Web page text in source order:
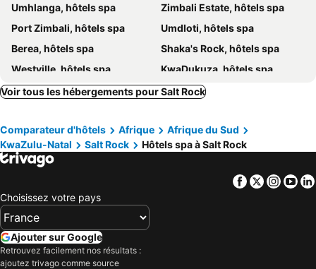
Umhlanga, hôtels spa
Zimbali Estate, hôtels spa
Port Zimbali, hôtels spa
Umdloti, hôtels spa
Berea, hôtels spa
Shaka's Rock, hôtels spa
Westville, hôtels spa
KwaDukuza, hôtels spa
Zinkwazi Beach, hôtels spa
Umhlali, hôtels spa
Voir tous les hébergements pour Salt Rock
Comparateur d'hôtels Afrique
Afrique du Sud
KwaZulu-Natal
Salt Rock Hôtels spa à Salt Rock
Facebook
Twitter
Choisissez votre pays
Ajouter sur Google
Retrouvez facilement nos résultats :
ajoutez trivago comme source